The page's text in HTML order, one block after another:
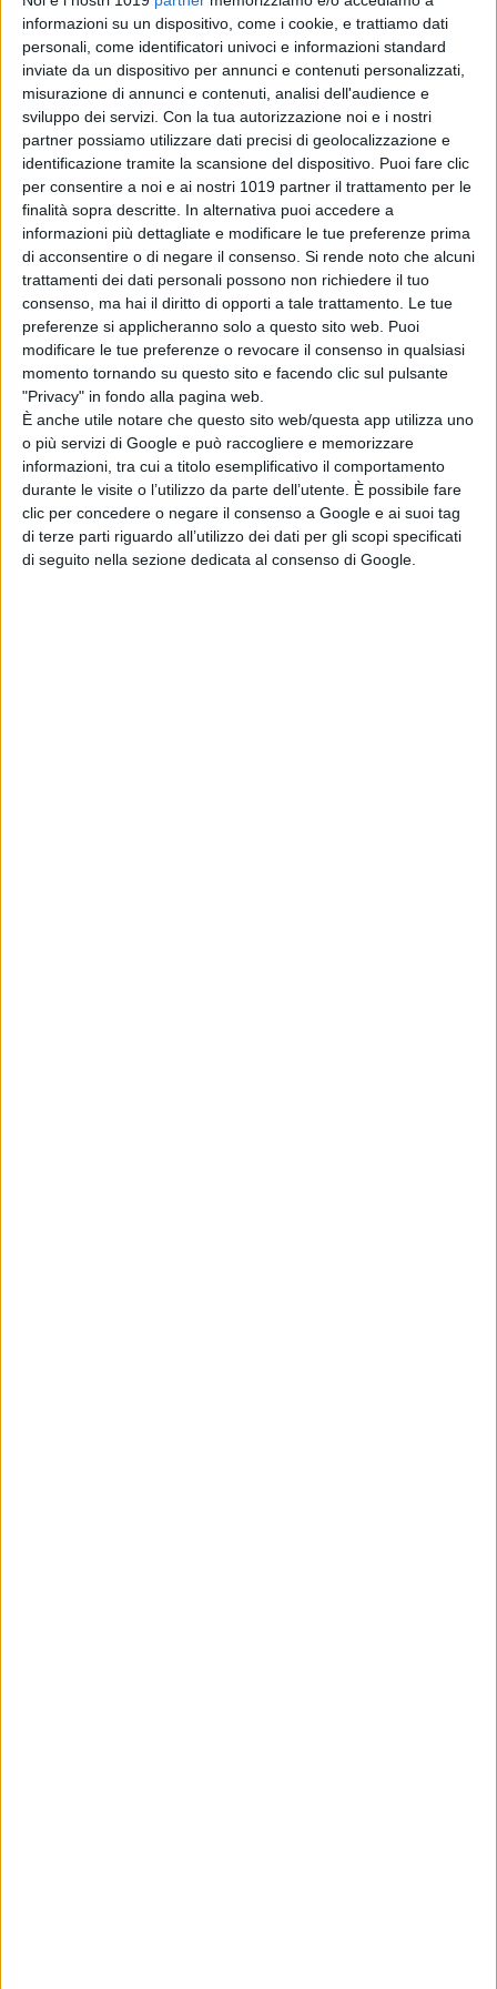
informazioni su un dispositivo, come i cookie, e trattiamo dati
personali, come identificatori univoci e informazioni standard
inviate da un dispositivo per annunci e contenuti personalizzati,
misurazione di annunci e contenuti, analisi dell'audience e
sviluppo dei servizi. Con la tua autorizzazione noi e i nostri
partner possiamo utilizzare dati precisi di geolocalizzazione e
identificazione tramite la scansione del dispositivo. Puoi fare clic
per consentire a noi e ai nostri 1019 partner il trattamento per le
finalità sopra descritte. In alternativa puoi accedere a
informazioni più dettagliate e modificare le tue preferenze prima
di acconsentire o di negare il consenso. Si rende noto che alcuni
trattamenti dei dati personali possono non richiedere il tuo
consenso, ma hai il diritto di opporti a tale trattamento. Le tue
preferenze si applicheranno solo a questo sito web. Puoi
modificare le tue preferenze o revocare il consenso in qualsiasi
momento tornando su questo sito e facendo clic sul pulsante
"Privacy" in fondo alla pagina web.
È anche utile notare che questo sito web/questa app utilizza uno
o più servizi di Google e può raccogliere e memorizzare
informazioni, tra cui a titolo esemplificativo il comportamento
durante le visite o l’utilizzo da parte dell’utente. È possibile fare
clic per concedere o negare il consenso a Google e ai suoi tag
di terze parti riguardo all’utilizzo dei dati per gli scopi specificati
di seguito nella sezione dedicata al consenso di Google.
Spugna firma il
poster della 26ª
edizione del
Trieste
Science+Fiction
Festival
di La Redazione
Serpenti: il trailer
e il poster
anticipano il film
con Leonardo Lidi
e Alessandro
Borghi
di La Redazione
Chi siamoContattiPrivacy Policy
Emanuela Giuliani CFGLNMNL77T43L639Disclaimer